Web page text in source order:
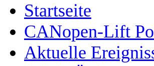
Startseite
CANopen-Lift
Aktuelle